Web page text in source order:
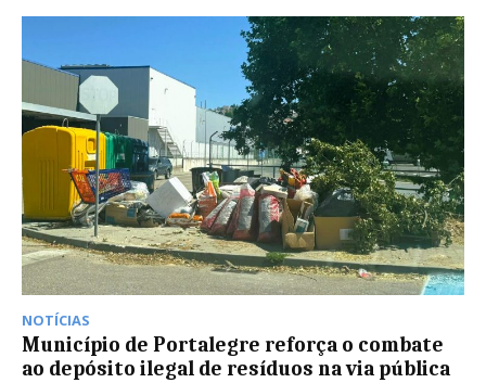
NOTÍCIAS
Município de Portalegre reforça o combate
ao depósito ilegal de resíduos na via pública